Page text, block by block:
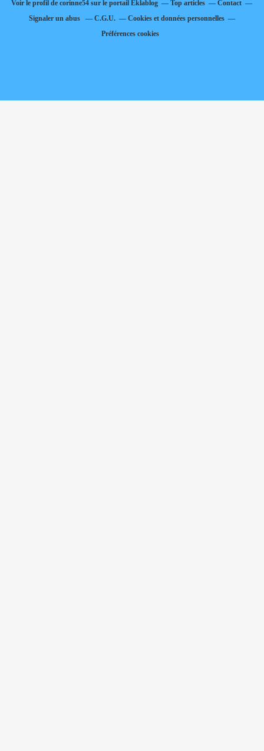
Voir le profil decorinne54 sur le portail Eklablog Top articles
Contact
Signaler un abus
C.G.U.
Cookies et données personnelles
Préférences cookies